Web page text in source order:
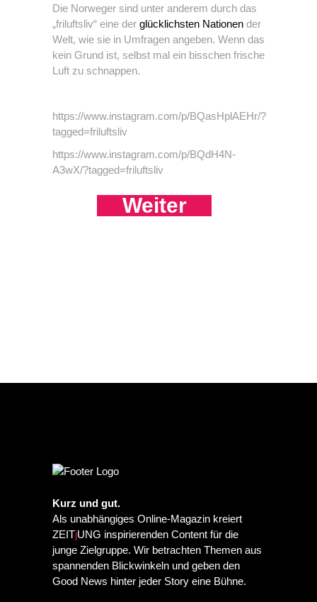
Die Norweger sind unter anderem durch das
„friluftsliv“ eine der glücklichsten Nationen der
Welt, wie sie in Umfragen angeben. Wenn das
kein Grund ist, selbst mal ein bisschen frische
Luft zu schnappen.
https://www.instagram.com/p/BQasHplAEHr/?
tagged=friluftsliv
https://www.instagram.com/p/BQdH4N-
A3wX/?tagged=friluftsliv
Weiter
Kurz und gut.
Als unabhängiges Online-Magazin kreiert
ZEITjUNG inspirierenden Content für die
junge Zielgruppe. Wir betrachten Themen aus
spannenden Blickwinkeln und geben den
Good News hinter jeder Story eine Bühne.